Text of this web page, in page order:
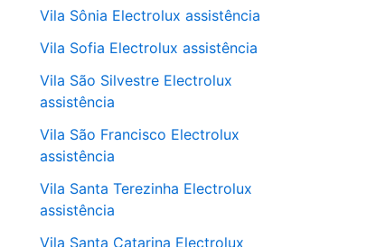
Vila Sônia Electrolux assistência
Vila Sofia Electrolux assistência
Vila São Silvestre Electrolux
assistência
Vila São Francisco Electrolux
assistência
Vila Santa Terezinha Electrolux
assistência
Vila Santa Catarina Electrolux